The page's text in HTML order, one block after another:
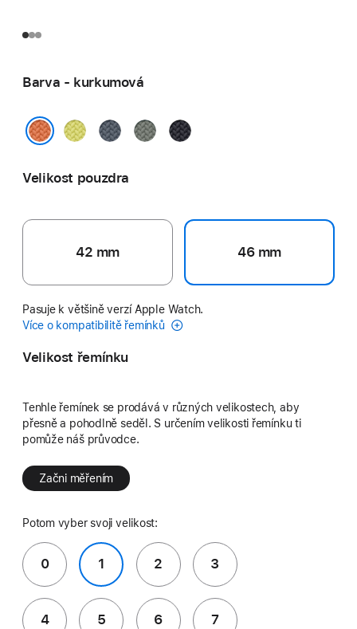
Barva - kurkumová
neonověocelovězelenošedá
temně
Velikost pouzdra
42 mm 46 mm
Pasuje k většině verzí Apple Watch.
Více o kompatibilitě řemínků
Velikost řemínku
Tenhle řemínek se prodává v různých velikostech, aby
přesně a pohodlně seděl. S určením velikosti řemínku ti
pomůže náš průvodce.
Začni měřením
Potom vyber svoji velikost:
0 1 2 3
4 5 6 7